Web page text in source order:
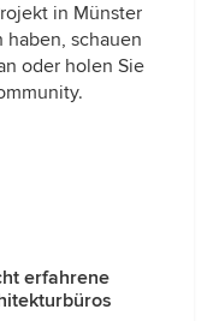
in Münster
haben, schauen
oder holen Sie
erfahrene